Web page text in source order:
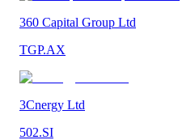
360 Capital Group Ltd
TGP.AX
3Cnergy Ltd
502.SI